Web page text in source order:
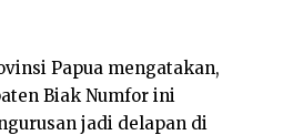
Papua mengatakan,
Biak Numfor ini
jadi delapan di